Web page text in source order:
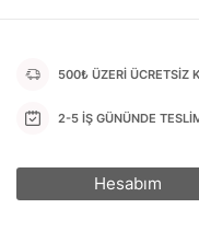
500₺ ÜZERİ ÜCRETSİZ
2-5 İŞ GÜNÜNDE
Hesabım